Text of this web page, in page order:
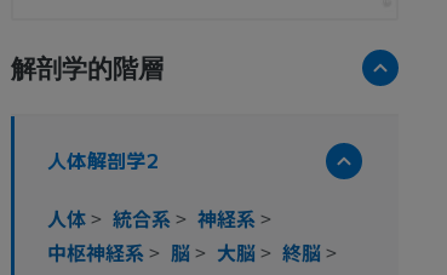
解剖学的階層
人体解剖学2
人体> 統合系> 神経系>
中枢神経系> 脳> 大脳> 終脳>